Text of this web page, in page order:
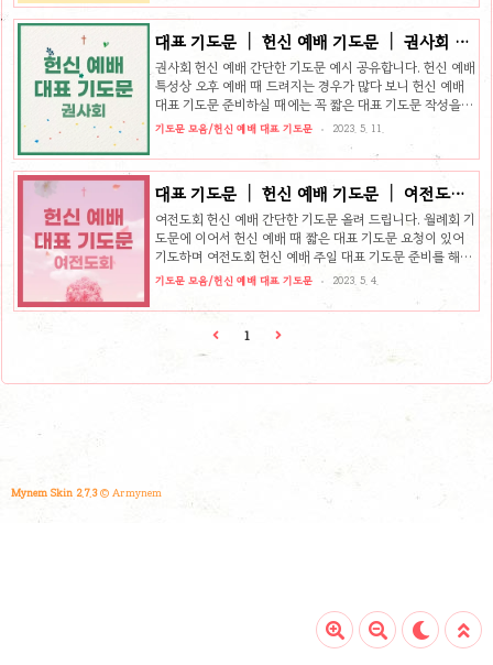
다. 헌신 예배에서 봉헌 시간은 성도님들이 자신의 시간과 재
신의 것을 내어드린다는 점에서 나의 믿음을 드러내는 시간
이기도 하며 신앙 고백의 시간이기도 합니다. 이것은 단순히
돈을 기부하는 것이 아니라, 예물을 드린 자들의 마음과 생활
의 일부를 하나님께 드리는 것입니다. 따라서 헌금 기도를
드릴 때는 이러한 헌신의 의미를 강조하고, 특별히 여전도회
대표 기도문 │ 헌신 예배 기도문 │ 권사회 헌
신 예배 모범 대표 기도문
권사회 헌신 예배 간단한 기도문 예시 공유합니다. 헌신 예배
특성상 오후 예배 때 드려지는 경우가 많다 보니 헌신 예배
대표 기도문 준비하실 때에는 꼭 짧은 대표 기도문 작성을
추천드립니다. 주일 낮 예배 대표 기도문 준비 시에는 최대 5
하시면 되지만 헌신 예배 때에는 이보다 짧게 최대 3~4분
이지) 정도 준비하시면 좋습니다. 길다고 해서 감동적인 기
도문 되지 않습니다. 짧더라도 꼭 기도해야 하는 내용들을 담
아 기도문을 작성하시면 은혜의 기도문 되리라 믿습니다. 권
사회 헌신 예배 대표 기도문 짧은 기도문 예시 주제 4가지 추
천 권사회 헌신 예배 대표 기도문 준비하실 때 좋은 기..
기도문 모음/헌신 예배 대표 기도문 2023. 5. 11.
대표 기도문 │ 헌신 예배 기도문 │ 여전도회
헌신 예배 모범 대표 기도문
여전도회 헌신 예배 간단한 기도문 올려 드립니다. 월례회 기
도문에 이어서 헌신 예배 때 짧은 대표 기도문 요청이 있어
기도하며 여전도회 헌신 예배 주일 대표 기도문 준비를 해보
았습니다. 헌신 예배는 보통 오후 예배 때 드리게 됩니다. 그
주일 낮 예배 대표 기도문 보다는 좀 짧게 준비하는 것이 좋
습니다. 또한 미리 기도문을 준비하지 않으면 대표 기도 하실
때 같은 말을 반복하며 장황해지는 경우가 있습니다. 이것
주일 예배 대표 기도문이 될 수 있게 헌신 예배를 기도하시며
시 은혜의 기도문 작성을 위한 팁 6가지 여전도회 헌신 예배
기도문 모음/헌신 예배 대표 기도문 2023. 5. 4.
1
Mynem Skin 2.7.3© Armynem